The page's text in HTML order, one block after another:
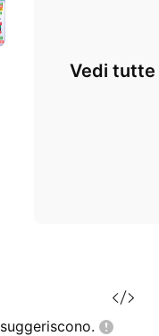
Vedi tutte
suggeriscono.